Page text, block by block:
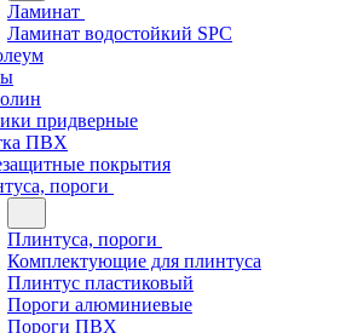
Ламинат
Ламинат водостойкий SPC
придверные
ПВХ
покрытия
пороги
Плинтуса, пороги
Комплектующие для плинтуса
Плинтус пластиковый
Пороги алюминиевые
Пороги ПВХ